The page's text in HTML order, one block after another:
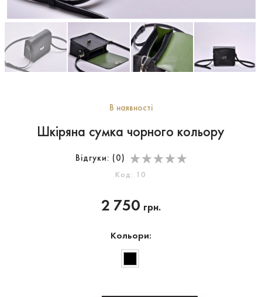
В наявності
Шкіряна сумка чорного кольору
Відгуки: ( 0 )
Код: 10
2 750 грн.
Кольори: